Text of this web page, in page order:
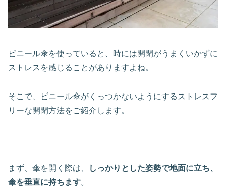
ビニール傘を使っていると、時には開閉がうまくいかずに
ストレスを感じることがありますよね。
そこで、ビニール傘がくっつかないようにするストレスフ
リーな開閉方法をご紹介します。
まず、傘を開く際は、
しっかりとした姿勢で地面に立ち、
傘を垂直に持ちます。